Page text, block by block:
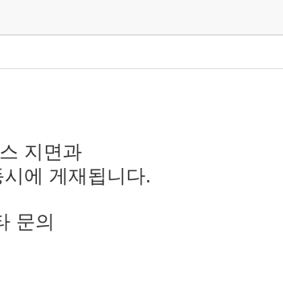
지면과
에 게재됩니다.
문의